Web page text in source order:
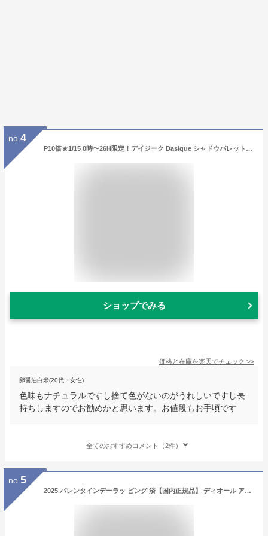
no. 4
P10倍★1/15 0時〜26H限定！デイジーク Dasique シャドウパレット メイクアップ アイシャドウ 韓国化粧品 韓国コスメ バレンタイン ギフト プレゼント
ショップでみる
価格と在庫を楽天でチェック >>
卵醤油白米(20代・女性)
色味もナチュラルですし捨て色がないのがうれしいですし長
持ちしますのでお勧めかと思います。お値段もお手頃です
全てのおすすめコメント（2件）
no. 5
2025 バレンタインデーラッ ピング 済【国内正規品】 ディオール アディクト リップ マキシマイザー 口紅 ギフト プレゼント Dior ショッパー付 バレンタインデー コスメ